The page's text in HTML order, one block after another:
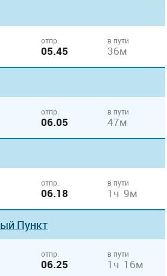
отпр.
05.45
в пути
36м
отпр.
06.05
в пути
47м
отпр.
06.18
в пути
1ч 9м
Пункт
отпр.
06.25
в пути
1ч 16м